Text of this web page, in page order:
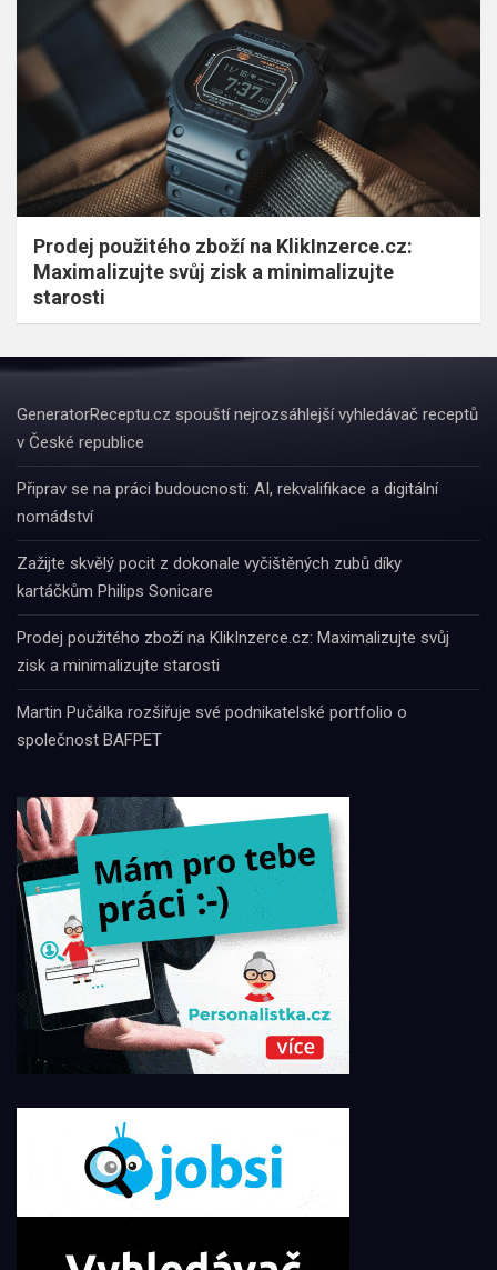
Prodej použitého zboží na KlikInzerce.cz:
Maximalizujte svůj zisk a minimalizujte
starosti
GeneratorReceptu.cz spouští nejrozsáhlejší vyhledávač receptů
v České republice
Připrav se na práci budoucnosti: AI, rekvalifikace a digitální
nomádství
Zažijte skvělý pocit z dokonale vyčištěných zubů díky
kartáčkům Philips Sonicare
Prodej použitého zboží na KlikInzerce.cz: Maximalizujte svůj
zisk a minimalizujte starosti
Martin Pučálka rozšiřuje své podnikatelské portfolio o
společnost BAFPET